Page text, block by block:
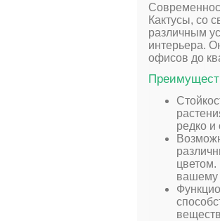
Кактусы, со
различным
интерьера.
офисов до
редко и
вашему